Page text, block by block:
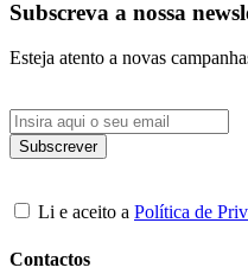
Subscreva a nossa
Esteja atento a novas
Li e aceito a Política de
Contactos